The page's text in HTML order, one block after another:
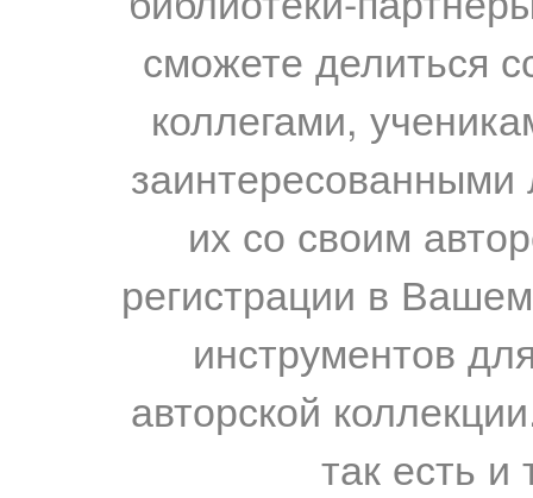
сможете делиться
коллегами,
их со своим
регистрации в
инструментов
авторской
так есть и